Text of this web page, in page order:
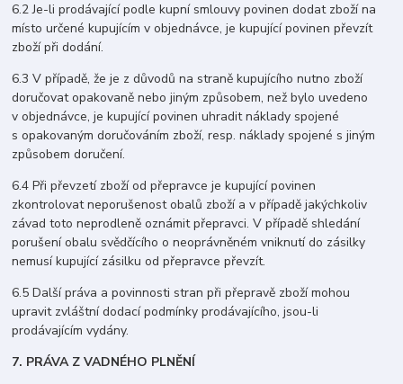
6.2 Je-li prodávající podle kupní smlouvy povinen dodat zboží na
místo určené kupujícím v objednávce, je kupující povinen převzít
zboží při dodání.
6.3 V případě, že je z důvodů na straně kupujícího nutno zboží
doručovat opakovaně nebo jiným způsobem, než bylo uvedeno
v objednávce, je kupující povinen uhradit náklady spojené
s opakovaným doručováním zboží, resp. náklady spojené s jiným
způsobem doručení.
6.4 Při převzetí zboží od přepravce je kupující povinen
zkontrolovat neporušenost obalů zboží a v případě jakýchkoliv
závad toto neprodleně oznámit přepravci. V případě shledání
porušení obalu svědčícího o neoprávněném vniknutí do zásilky
nemusí kupující zásilku od přepravce převzít.
6.5 Další práva a povinnosti stran při přepravě zboží mohou
upravit zvláštní dodací podmínky prodávajícího, jsou-li
prodávajícím vydány.
7. PRÁVA Z VADNÉHO PLNĚNÍ